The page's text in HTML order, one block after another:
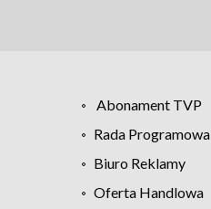
Abonament TVP
Rada Programowa
Biuro Reklamy
Oferta Handlowa